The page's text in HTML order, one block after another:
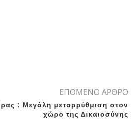
ΕΠΟΜΕΝΟ ΑΡΘΡΟ
: Μεγάλη μεταρρύθμιση στον
χώρο της Δικαιοσύνης